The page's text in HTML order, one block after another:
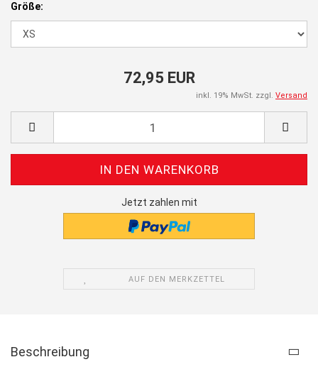
Größe:
72,95 EUR
inkl. 19% MwSt. zzgl. Versand
Jetzt zahlen mit
AUF DEN MERKZETTEL
Beschreibung